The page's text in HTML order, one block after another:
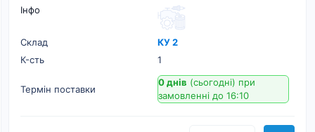
Інфо
Склад
КУ 2
К-cть
1
Термін поставки
0 днів (сьогодні) при
замовленні до 16:10